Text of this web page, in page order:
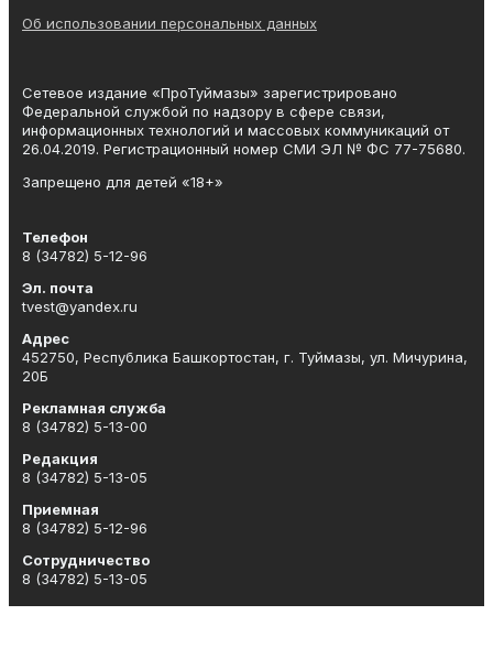
Об использовании персональных данных
Сетевое издание «ПроТуймазы» зарегистрировано
Федеральной службой по надзору в сфере связи,
информационных технологий и массовых коммуникаций от
26.04.2019. Регистрационный номер СМИ ЭЛ № ФС 77-75680.
Запрещено для детей «18+»
Телефон
8 (34782) 5-12-96
Эл. почта
tvest@yandex.ru
Адрес
452750, Республика Башкортостан, г. Туймазы, ул. Мичурина,
20Б
Рекламная служба
8 (34782) 5-13-00
Редакция
8 (34782) 5-13-05
Приемная
8 (34782) 5-12-96
Сотрудничество
8 (34782) 5-13-05
Отдел кадров